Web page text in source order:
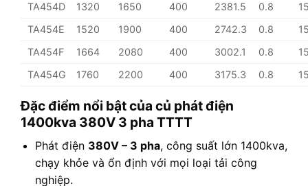
TA454D
1320 1650 400 2381.5 0.8
TA454E
1520 1900 400 2742.3 0.8
TA454F
1664 2080 400 3002.1 0.8
TA454G
1760 2200 400 3175.3 0.8
Đặc điểm nổi bật của củ phát điện
1400kva 380V 3 pha TTTT
Phát điện 380V – 3 pha, công suất lớn 1400kva,
chạy khỏe và ổn định với mọi loại tải công
nghiệp.